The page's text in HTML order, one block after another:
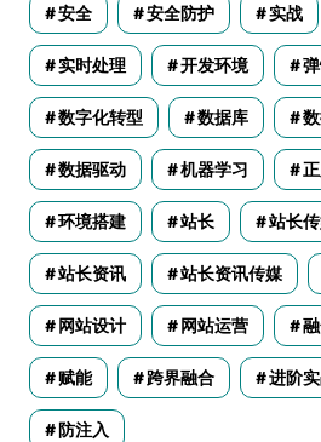
安全 安全防护 实战
实时处理 开发环境
数字化转型 数据库
数据驱动 机器学习
环境搭建 站长 站长
站长资讯 站长资讯传媒
网站设计 网站运营
赋能 跨界融合 进阶
防注入